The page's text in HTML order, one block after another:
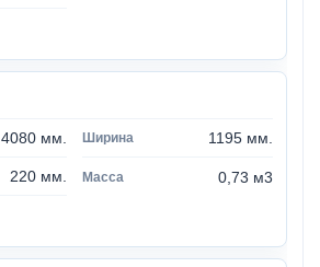
4080 мм. 1195 мм.
220 мм. 0,73 м3